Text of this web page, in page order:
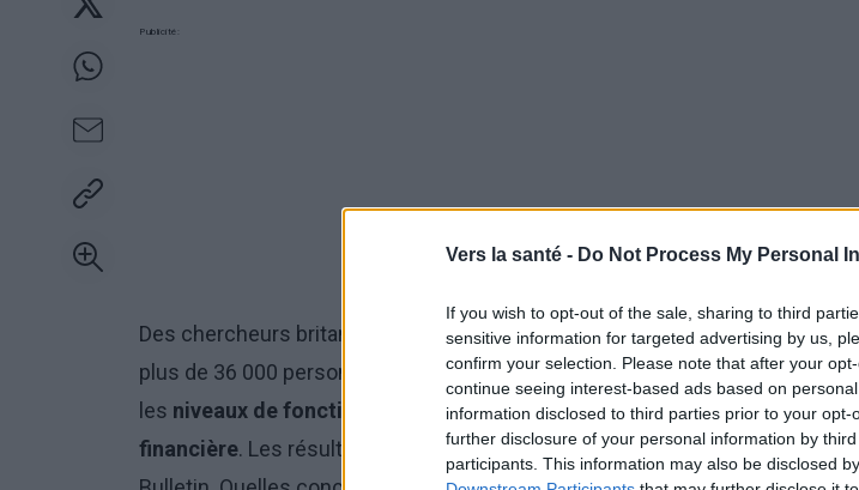
Vers la santé - Do Not Process My Personal
If you wish to opt-out of the sale, sharing to third
sensitive information for targeted advertising by us,
confirm your selection. Please note that after your
continue seeing interest-based ads based on
information disclosed to third parties prior to your
further disclosure of your personal information by
participants. This information may also be disclosed
Publicité:
Des chercheurs britanniques de l'université de Bath ont mené une étude
plus de 36 000 personnes dans tout le pays, au cours de laquelle ils ont
les niveaux de fonction cognitive et les attitudes à l'égard de la prise de
financière. Les résultats ont été publiés dans la revue Personality and